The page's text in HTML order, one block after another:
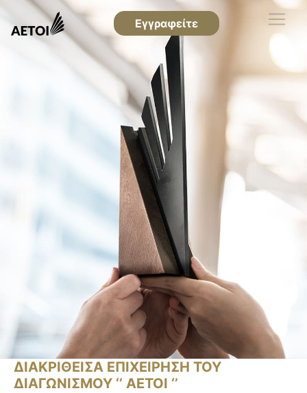
Εγγραφείτε
ΔΙΑΚΡΙΘΕΙΣΑ ΕΠΙΧΕΙΡΗΣΗ ΤΟΥ
ΔΙΑΓΩΝΙΣΜΟΥ ‘’ ΑΕΤΟΙ ‘’